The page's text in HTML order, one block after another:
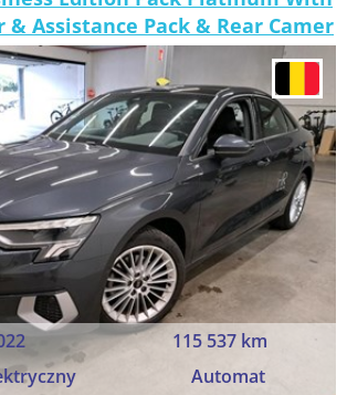
Assistance Pack & Rear Camer
115 537 km
Automat